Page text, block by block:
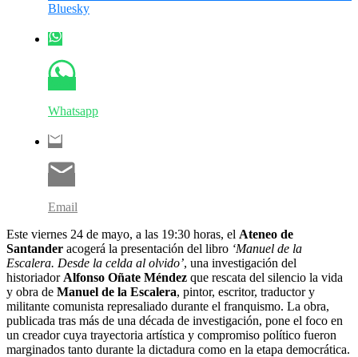
Bluesky
Whatsapp
Email
Este viernes 24 de mayo, a las 19:30 horas, el Ateneo de
Santander acogerá la presentación del libro ‘Manuel de la
Escalera. Desde la celda al olvido’, una investigación del
historiador Alfonso Oñate Méndez que rescata del silencio la vida
y obra de Manuel de la Escalera, pintor, escritor, traductor y
militante comunista represaliado durante el franquismo. La obra,
publicada tras más de una década de investigación, pone el foco en
un creador cuya trayectoria artística y compromiso político fueron
marginados tanto durante la dictadura como en la etapa democrática.